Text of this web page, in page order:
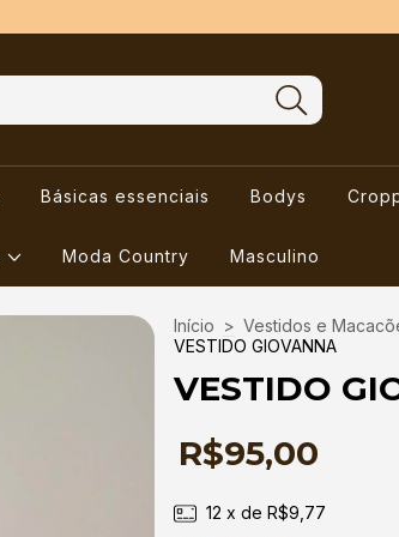
Básicas essenciais Bodys
Moda Country Masculino
Início > Vestidos e
VESTIDO GIOVANNA
VESTIDO
R$95,00
12 x de R$9,77